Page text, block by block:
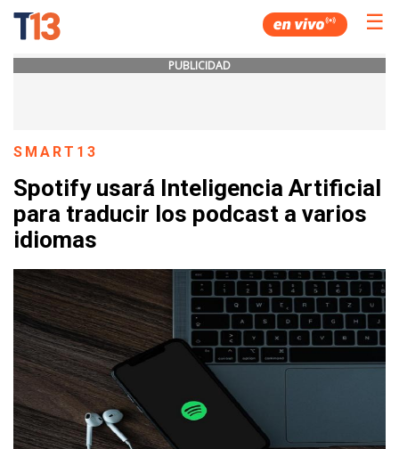
☰
PUBLICIDAD
SMART13
Spotify usará Inteligencia Artificial
para traducir los podcast a varios
idiomas